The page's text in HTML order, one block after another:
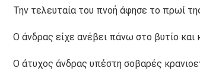
Την τελευταία του πνοή άφησε το πρωί
Ο άνδρας είχε ανέβει πάνω στο βυτίο
Ο άτυχος άνδρας υπέστη σοβαρές